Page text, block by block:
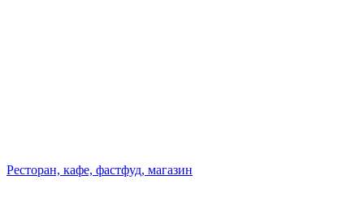
Ресторан, кафе, фастфуд, магазин